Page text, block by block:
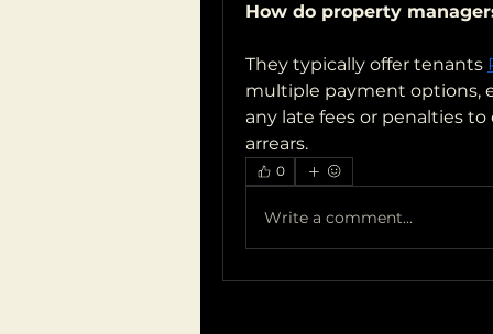
How do property
They typically offer tenants
multiple payment options,
any late fees or penalties
arrears.
0
Write a comment...